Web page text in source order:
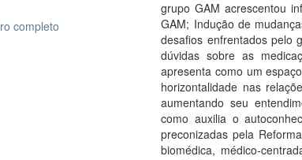
completo
grupo GAM acrescentou
GAM; Indução de
desafios enfrentados pelo
dúvidas sobre as
apresenta como um
horizontalidade nas
aumentando seu
como auxilia o
preconizadas pela
biomédica, médico-